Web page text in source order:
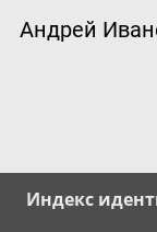
Андрей
Индекс